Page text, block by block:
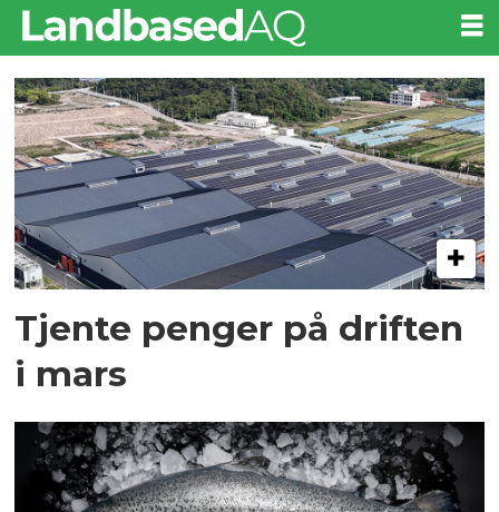
Tag:
nordic
aqua
partners
Tjente penger på driften
i mars